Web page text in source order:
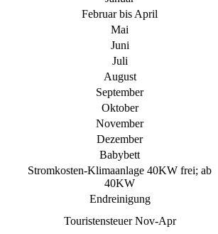
Februar bis April
Mai
Juni
Juli
August
September
Oktober
November
Dezember
Babybett
Stromkosten-Klimaanlage 40KW frei; ab
40KW
Endreinigung
Touristensteuer Nov-Apr